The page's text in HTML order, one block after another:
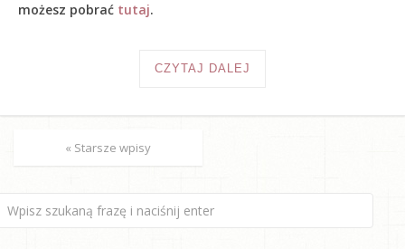
możesz pobrać tutaj.
CZYTAJ DALEJ
« Starsze wpisy